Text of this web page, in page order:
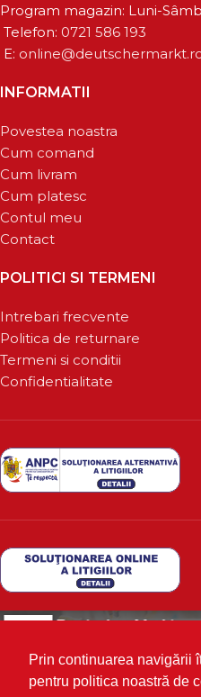
Prin continuarea navigării
pentru politica noastră de
Program magazin: Luni-
Telefon: 0721 586 193
E:
INFORMATII
Povestea noastra
Cum comand
Cum livram
Cum platesc
Contul meu
Contact
POLITICI SI TERMENI
Intrebari frecvente
Politica de returnare
Termeni si conditii
Confidentialitate